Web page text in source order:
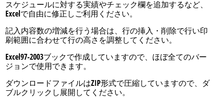
スケジュールに対する実績やチェック欄を追加するなど、
Excelで自由に修正しご利用ください。
記入内容数の増減を行う場合は、行の挿入・削除で行い印
刷範囲に合わせて行の高さを調整してください。
Excel97-2003ブックで作成していますので、ほぼ全てのバー
ジョンで使用できます。
ダウンロードファイルはZIP形式で圧縮していますので、ダ
ブルクリックし展開してください。